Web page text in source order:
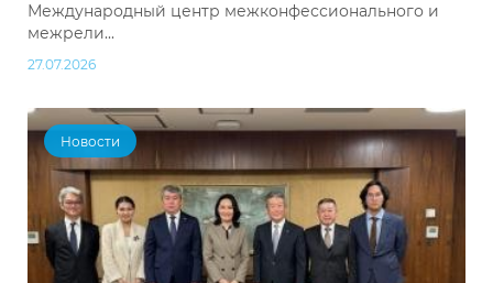
Международный центр межконфессионального и
межрели...
27.07.2026
Новости